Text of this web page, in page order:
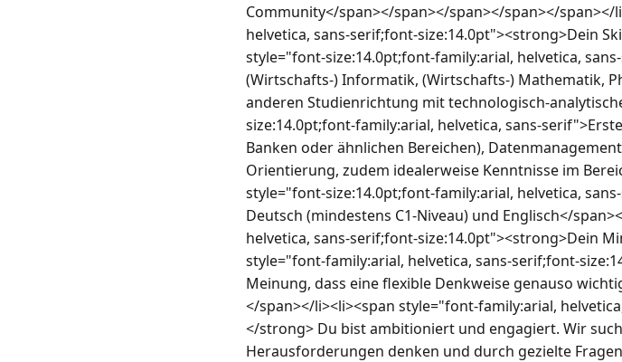
Community</span></span></span></span></
helvetica, sans-serif;font-size:14.0pt"><strong>Dein
style="font-size:14.0pt;font-family:arial, helvetica,
(Wirtschafts-) Informatik, (Wirtschafts-) Mathematik,
anderen Studienrichtung mit technologisch-
size:14.0pt;font-family:arial, helvetica, sans-
Banken oder ähnlichen Bereichen),
Orientierung, zudem idealerweise Kenntnisse im
style="font-size:14.0pt;font-family:arial, helvetica,
Deutsch (mindestens C1-Niveau) und Englisch</
helvetica, sans-serif;font-size:14.0pt"><strong>Dein
style="font-family:arial, helvetica, sans-serif;font-
Meinung, dass eine flexible Denkweise genauso
</span></li><li><span style="font-family:arial,
</strong> Du bist ambitioniert und engagiert. Wir
Herausforderungen denken und durch gezielte